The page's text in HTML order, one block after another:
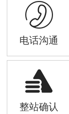
电话沟通
整站确认